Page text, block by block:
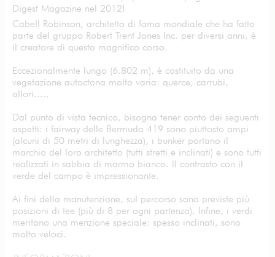
Digest Magazine nel 2012!
Cabell Robinson, architetto di fama mondiale che ha fatto
parte del gruppo Robert Trent Jones Inc. per diversi anni, è
il creatore di questo magnifico corso.
Eccezionalmente lungo (6.802 m), è costituito da una
vegetazione autoctona molto varia: querce, carrubi,
allori.....
Dal punto di vista tecnico, bisogna tener conto dei seguenti
aspetti: i fairway delle Bermuda 419 sono piuttosto ampi
(alcuni di 50 metri di lunghezza), i bunker portano il
marchio del loro architetto (tutti stretti e inclinati) e sono tutti
realizzati in sabbia di marmo bianco. Il contrasto con il
verde del campo è impressionante.
Ai fini della manutenzione, sul percorso sono previste più
posizioni di tee (più di 8 per ogni partenza). Infine, i verdi
meritano una menzione speciale: spesso inclinati, sono
molto veloci.